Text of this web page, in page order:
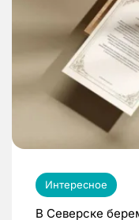
Интересное
В Северске